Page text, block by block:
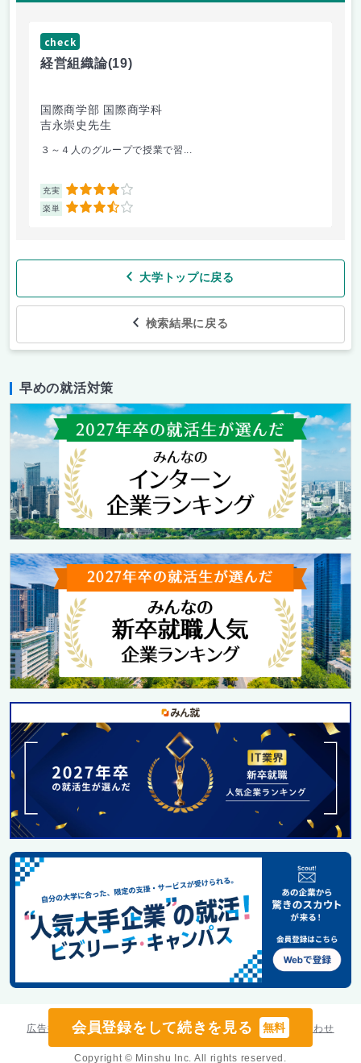
会員登録をして続きを見る 無料
check
経営組織論(19)
国際商学部 国際商学科
吉永崇史先生
３～４人のグループで授業で習...
充実 4
楽単 3.5
大学トップに戻る
検索結果に戻る
早めの就活対策
広告掲載 みん就 利用規約 掲示板ガイドライン お問い合わせ
Copyright © Minshu Inc. All rights reserved.